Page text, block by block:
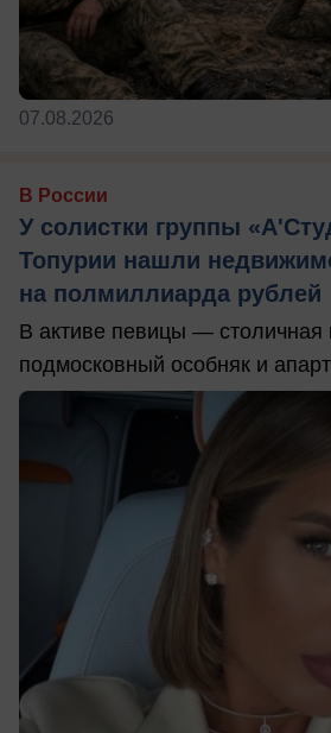
07.08.2026
В России
У солистки группы
Топурии нашли
на полмиллиарда рублей
В активе певицы — столичная
подмосковный особняк и